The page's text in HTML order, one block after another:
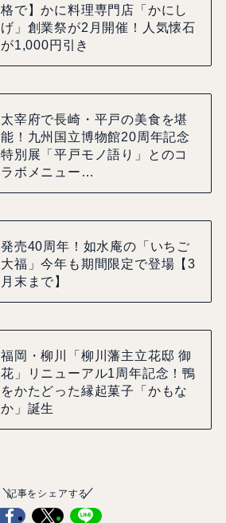
格で】かに料理専門店「かにし
げ」創業祭が2月開催！人気懐石
が1,000円引き
太宰府で長崎・平戸の美食を堪
能！九州国立博物館20周年記念
特別展「平戸モノ語り」とのコ
ラボメニュー…
発売40周年！如水庵の「いちご
大福」今年も期間限定で登場【3
月末まで】
福岡・柳川「柳川藩主立花邸 御
花」リニューアル1周年記念！鴨
をかたどった縁起菓子「かもな
か」誕生
記事をシェアする